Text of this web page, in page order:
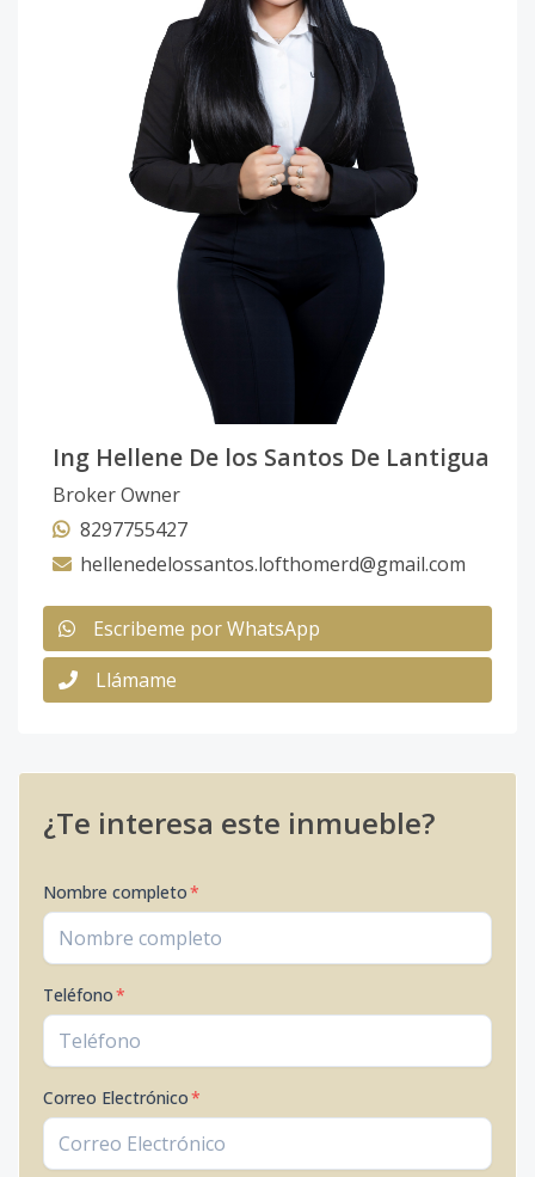
Ing Hellene De los Santos De Lantigua
Broker Owner
8297755427
hellenedelossantos.lofthomerd@gmail.com
Escribeme por WhatsApp
Llámame
¿Te interesa este inmueble?
Nombre completo*
Teléfono*
Correo Electrónico*